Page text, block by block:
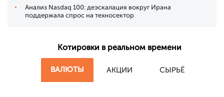
Анализ Nasdaq 100: деэскалация вокруг Ирана
поддержала спрос на техносектор
Котировки в реальном времени
ВАЛЮТЫ АКЦИИ СЫРЬЁ